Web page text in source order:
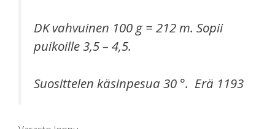
DK vahvuinen 100 g = 212 m. Sopii
puikoille 3,5 – 4,5.
Suosittelen käsinpesua 30 °. Erä 1193